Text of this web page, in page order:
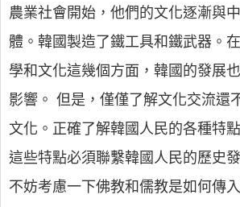
農業社會開始，他們的文化逐漸與
體。韓國製造了鐵工具和鐵武器。
學和文化這幾個方面，韓國的發展
影響。 但是，僅僅了解文化交流還
文化。正確了解韓國人民的各種特
這些特點必須聯繫韓國人民的歷史
不妨考慮一下佛教和儒教是如何傳